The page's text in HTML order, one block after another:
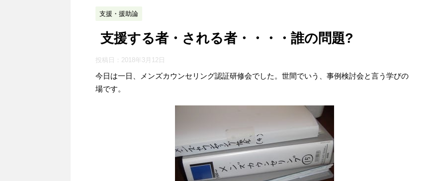
支援・援助論
支援する者・される者・・・・誰の問題?
投稿日： 2018年3月12日
今日は一日、メンズカウンセリング認証研修会でした。世間でいう、事例検討会と言う学びの
場です。